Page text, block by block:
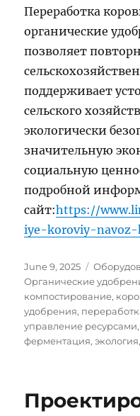
Переработка
органические
позволяет
поддерживает
сельского
экологически
значительную
социальную
подробной
сайт:https://
iye-koroviy-
Posted
on
June 9, 2025
Органические
компостирование,
удобрения,
управление ресурсами
ферментация,экология